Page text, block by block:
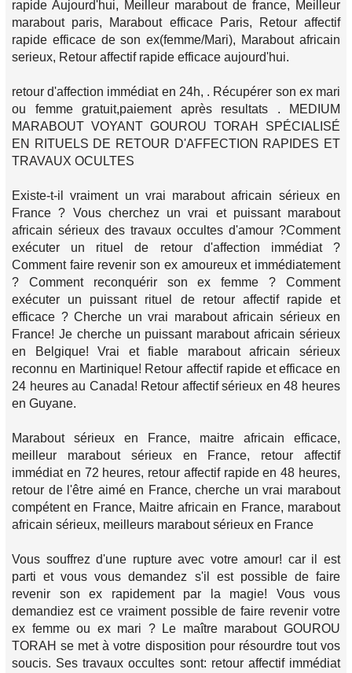
rapide Aujourd'hui, Meilleur marabout de france, Meilleur
marabout paris, Marabout efficace Paris, Retour affectif
rapide efficace de son ex(femme/Mari), Marabout africain
serieux, Retour affectif rapide efficace aujourd'hui.
retour d'affection immédiat en 24h, . Récupérer son ex mari
ou femme gratuit,paiement après resultats . MEDIUM
MARABOUT VOYANT GOUROU TORAH SPÉCIALISÉ
EN RITUELS DE RETOUR D'AFFECTION RAPIDES ET
TRAVAUX OCULTES
Existe-t-il vraiment un vrai marabout africain sérieux en
France ? Vous cherchez un vrai et puissant marabout
africain sérieux des travaux occultes d'amour ?Comment
exécuter un rituel de retour d'affection immédiat ?
Comment faire revenir son ex amoureux et immédiatement
? Comment reconquérir son ex femme ? Comment
exécuter un puissant rituel de retour affectif rapide et
efficace ? Cherche un vrai marabout africain sérieux en
France! Je cherche un puissant marabout africain sérieux
en Belgique! Vrai et fiable marabout africain sérieux
reconnu en Martinique! Retour affectif rapide et efficace en
24 heures au Canada! Retour affectif sérieux en 48 heures
en Guyane.
Marabout sérieux en France, maitre africain efficace,
meilleur marabout sérieux en France, retour affectif
immédiat en 72 heures, retour affectif rapide en 48 heures,
retour de l'être aimé en France, cherche un vrai marabout
compétent en France, Maitre africain en France, marabout
africain sérieux, meilleurs marabout sérieux en France
Vous souffrez d'une rupture avec votre amour! car il est
parti et vous vous demandez s'il est possible de faire
revenir son ex rapidement par la magie! Vous vous
demandiez est ce vraiment possible de faire revenir votre
ex femme ou ex mari ? Le maître marabout GOUROU
TORAH se met à votre disposition pour résourdre tout vos
soucis. Ses travaux occultes sont: retour affectif immédiat